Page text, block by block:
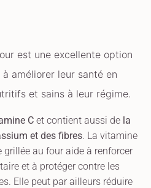
est une excellente option
améliorer leur santé en
et sains à leur régime.
C et contient aussi de la
et des fibres. La vitamine
grillée au four aide à renforcer
et à protéger contre les
Elle peut par ailleurs réduire